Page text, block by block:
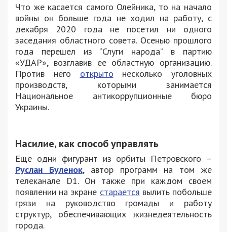
Что же касается самого Олейника, то на начало
войны он больше года не ходил на работу, с
декабря 2020 года не посетил ни одного
заседания областного совета. Осенью прошлого
года перешел из “Слуги народа” в партию
«УДАР», возглавив ее областную организацию.
Против него открыто несколько уголовных
производств, которыми занимается
Национальное антикоррупционные бюро
Украины.
Насилие, как способ управлять
Еще одни фигурант из орбиты Петровского –
Руслан Буленок, автор программ на том же
телеканале D1. Он также при каждом своем
появлении на экране старается вылить побольше
грязи на руководство громады и работу
структур, обеспечивающих жизнедеятельность
города.